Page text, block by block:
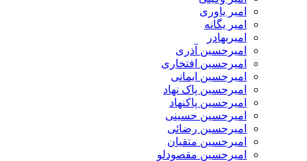
امیر یاوری
امیر یگانه
امیربهادر
امیرحسین آذری
امیرحسین افتخاری
امیرحسین ایمانی
امیرحسین پاک نهاد
امیرحسین پاکنهاد
امیرحسین حسینی
امیرحسین رضائی
امیرحسین متقیان
امیرحسین مقصودلو